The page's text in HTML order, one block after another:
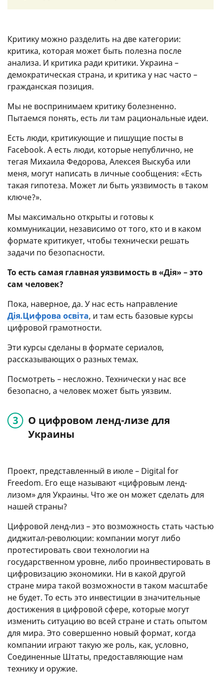
Критику можно разделить на две категории:
критика, которая может быть полезна после
анализа. И критика ради критики. Украина –
демократическая страна, и критика у нас часто –
гражданская позиция.
Мы не воспринимаем критику болезненно.
Пытаемся понять, есть ли там рациональные идеи.
Есть люди, критикующие и пишущие посты в
Facebook. А есть люди, которые непублично, не
тегая Михаила Федорова, Алексея Выскуба или
меня, могут написать в личные сообщения: «Есть
такая гипотеза. Может ли быть уязвимость в таком
ключе?».
Мы максимально открыты и готовы к
коммуникации, независимо от того, кто и в каком
формате критикует, чтобы технически решать
задачи по безопасности.
То есть самая главная уязвимость в «Дія» – это
сам человек?
Пока, наверное, да. У нас есть направление
Дія.Цифрова освіта, и там есть базовые курсы
цифровой грамотности.
Эти курсы сделаны в формате сериалов,
рассказывающих о разных темах.
Посмотреть – несложно. Технически у нас все
безопасно, а человек может быть уязвим.
О цифровом ленд-лизе для
Украины
Проект, представленный в июле – Digital for
Freedom. Его еще называют «цифровым ленд-
лизом» для Украины. Что же он может сделать для
нашей страны?
Цифровой ленд-лиз – это возможность стать частью
диджитал-революции: компании могут либо
протестировать свои технологии на
государственном уровне, либо проинвестировать в
цифровизацию экономики. Ни в какой другой
стране мира такой возможности в таком масштабе
не будет. То есть это инвестиции в значительные
достижения в цифровой сфере, которые могут
изменить ситуацию во всей стране и стать опытом
для мира. Это совершенно новый формат, когда
компании играют такую же роль, как, условно,
Соединенные Штаты, предоставляющие нам
технику и оружие.